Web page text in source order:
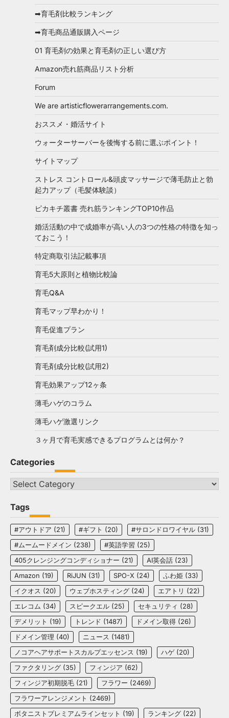
➡育毛剤比較ランキング
➡育毛商品通販購入ページ
01 育毛剤の効果と育毛剤の正しい選び方
Amazon売れ筋商品リスト分析
Forum
We are artisticflowerarrangements.com.
おススメ・婚活サイト
ウォーターサーバーを後悔する前に選ぶポイント！
サイトマップ
ストレス コントロール&頭皮マッサージで薄毛防止と勃
起力アップ（毛髪体験談）
ピカキチ叢書 売れ筋ランキングTOP10作品
婚活活動の中で成婚率が高い人の3つの性格の特徴を知っ
ておこう！
特定商取引法記載事項
育毛5大原則と植物比較論
育毛Q&A
育毛マップ早わかり！
育毛促進プラン
育毛剤成分比較(試用1)
育毛剤成分比較(試用2)
育毛効果アップ12ヶ条
薄毛ハゲのコラム
薄毛ハゲ激選リンク
３ヶ月で育毛実感できるプログラムとは何か？
Categories
Categories
Tags
#アウトドア (21) #ギフト (20) #サロンドロワイヤル (31)
#ムームードメイン (238) #英語学習 (25)
405クレンジングコンディショナー (21) AI英会話 (23)
Amazon (19) RiJUN (31) SPO-X (24) ふわ姫 (33)
イクオス (20) ウェブホスティング (24) エアトリ (22)
エレコム (34) スピークエル (25) セキュリティ (28)
デメリット (19) トレンド (1487) ドメイン取得 (26)
ドメイン管理 (40) ニュース (1481)
ノコアヘアサポートスカルプエッセンス (19) ハゲ (20)
ファクタリング (35) フィンジア (62)
フィンジア初期脱毛 (21) フラワー (2469)
フラワーアレンジメント (2469)
ボタニストプレミアムラインセット (19) ランキング (22)